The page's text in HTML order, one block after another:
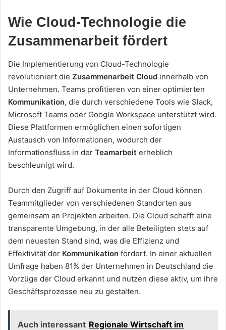
Wie Cloud-Technologie die
Zusammenarbeit fördert
Die Implementierung von Cloud-Technologie
revolutioniert die Zusammenarbeit Cloud innerhalb von
Unternehmen. Teams profitieren von einer optimierten
Kommunikation, die durch verschiedene Tools wie Slack,
Microsoft Teams oder Google Workspace unterstützt wird.
Diese Plattformen ermöglichen einen sofortigen
Austausch von Informationen, wodurch der
Informationsfluss in der Teamarbeit erheblich
beschleunigt wird.
Durch den Zugriff auf Dokumente in der Cloud können
Teammitglieder von verschiedenen Standorten aus
gemeinsam an Projekten arbeiten. Die Cloud schafft eine
transparente Umgebung, in der alle Beteiligten stets auf
dem neuesten Stand sind, was die Effizienz und
Effektivität der Kommunikation fördert. In einer aktuellen
Umfrage haben 81% der Unternehmen in Deutschland die
Vorzüge der Cloud erkannt und nutzen diese aktiv, um ihre
Geschäftsprozesse neu zu gestalten.
Auch interessant Regionale Wirtschaft im